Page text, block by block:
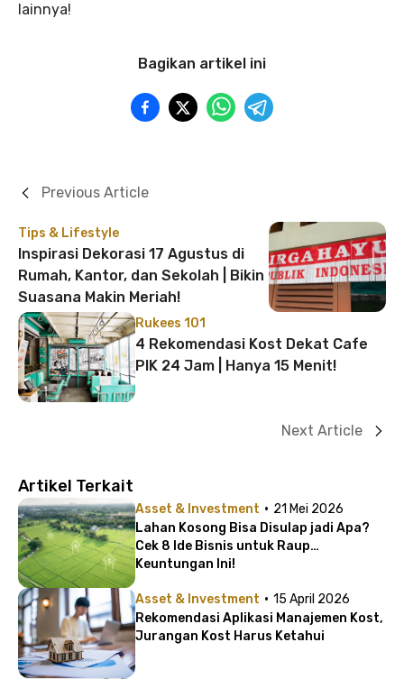
lainnya!
Bagikan artikel ini
Tips & Lifestyle
Inspirasi Dekorasi 17 Agustus di
Rumah, Kantor, dan Sekolah | Bikin
Suasana Makin Meriah!
Previous Article
Rukees 101
4 Rekomendasi Kost Dekat Cafe
PIK 24 Jam | Hanya 15 Menit!
Next Article
Artikel Terkait
Asset & Investment · 21 Mei 2026
Lahan Kosong Bisa Disulap jadi Apa?
Cek 8 Ide Bisnis untuk Raup
Keuntungan Ini!
Asset & Investment · 15 April 2026
Rekomendasi Aplikasi Manajemen Kost,
Jurangan Kost Harus Ketahui